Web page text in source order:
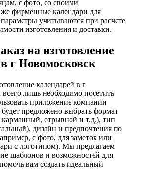
с фото, со своими
фирменные календари для
учитываются при расчете
изготовления и доставки.
на изготовление
г Новомосковск
календарей в г
лишь необходимо посетить
приложение компании
предложено выбрать формат
отрывной и т.д.), тип
дизайн и предпочтения по
с фото, для заметок или
с логотипом). Мы предлагаем
шаблонов и возможностей для
вам создать идеальный